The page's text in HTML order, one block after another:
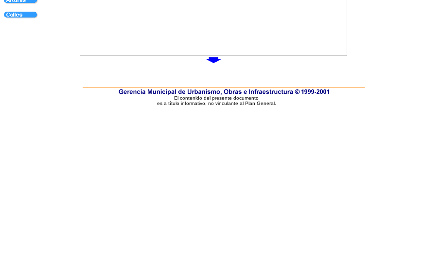
El contenido del presente documento
es a título informativo, no vinculante al Plan General.